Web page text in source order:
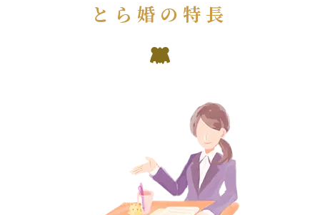
とら婚の特長